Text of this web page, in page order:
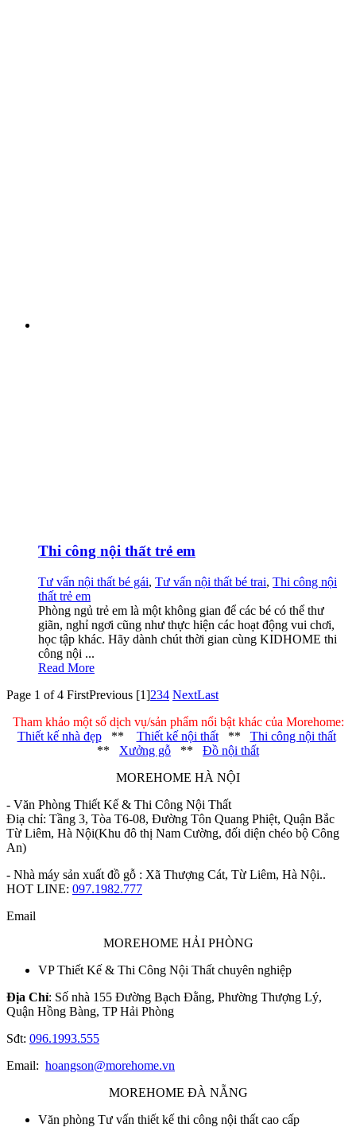
Thi công nội thất trẻ em
Tư vấn nội thất bé gái, Tư vấn nội thất bé trai, Thi công nội
thất trẻ em
Phòng ngủ trẻ em là một không gian để các bé có thể thư
giãn, nghỉ ngơi cũng như thực hiện các hoạt động vui chơi,
học tập khác. Hãy dành chút thời gian cùng KIDHOME thi
công nội ...
Read More
Page 1 of 4 FirstPrevious [1]234 NextLast
Tham khảo một số dịch vụ/sản phẩm nổi bật khác của Morehome:
Thiết kế nhà đẹp** Thiết kế nội thất** Thi công nội thất
** Xưởng gỗ ** Đồ nội thất
MOREHOME HÀ NỘI
- Văn Phòng Thiết Kế & Thi Công Nội Thất
Điạ chỉ: Tầng 3, Tòa T6-08, Đường Tôn Quang Phiệt, Quận Bắc
Từ Liêm, Hà Nội(Khu đô thị Nam Cường, đối diện chéo bộ Công
An)
- Nhà máy sản xuất đồ gỗ : Xã Thượng Cát, Từ Liêm, Hà Nội..
HOT LINE: 097.1982.777
Email
MOREHOME HẢI PHÒNG
VP Thiết Kế & Thi Công Nội Thất chuyên nghiệp
Địa Chỉ: Số nhà 155 Đường Bạch Đằng, Phường Thượng Lý,
Quận Hồng Bàng, TP Hải Phòng
Sđt: 096.1993.555
Email: hoangson@morehome.vn
MOREHOME ĐÀ NẴNG
Văn phòng Tư vấn thiết kế thi công nội thất cao cấp